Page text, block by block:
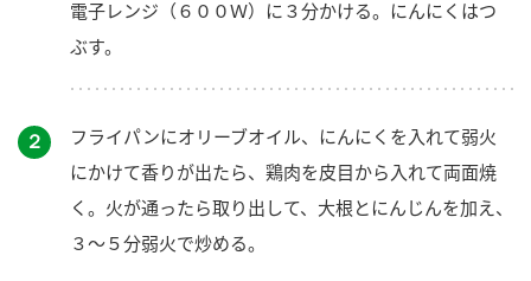
電子レンジ（６００Ｗ）に３分かける。にんにくはつ
ぶす。
２
フライパンにオリーブオイル、にんにくを入れて弱火
にかけて香りが出たら、鶏肉を皮目から入れて両面焼
く。火が通ったら取り出して、大根とにんじんを加え、
３～５分弱火で炒める。